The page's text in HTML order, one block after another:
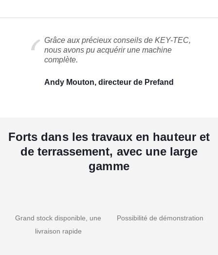
Grâce aux précieux conseils de KEY-TEC,
nous avons pu acquérir une machine
complète.
Andy Mouton, directeur de Prefand
Forts dans les travaux en hauteur et
de terrassement, avec une large
gamme
Grand stock disponible, une
livraison rapide
Possibilité de démonstration